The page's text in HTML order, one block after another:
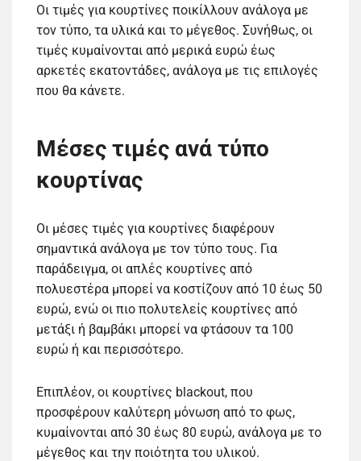
Οι τιμές για κουρτίνες ποικίλλουν ανάλογα με
τον τύπο, τα υλικά και το μέγεθος. Συνήθως, οι
τιμές κυμαίνονται από μερικά ευρώ έως
αρκετές εκατοντάδες, ανάλογα με τις επιλογές
που θα κάνετε.
Μέσες τιμές ανά τύπο
κουρτίνας
Οι μέσες τιμές για κουρτίνες διαφέρουν
σημαντικά ανάλογα με τον τύπο τους. Για
παράδειγμα, οι απλές κουρτίνες από
πολυεστέρα μπορεί να κοστίζουν από 10 έως 50
ευρώ, ενώ οι πιο πολυτελείς κουρτίνες από
μετάξι ή βαμβάκι μπορεί να φτάσουν τα 100
ευρώ ή και περισσότερο.
Επιπλέον, οι κουρτίνες blackout, που
προσφέρουν καλύτερη μόνωση από το φως,
κυμαίνονται από 30 έως 80 ευρώ, ανάλογα με το
μέγεθος και την ποιότητα του υλικού.